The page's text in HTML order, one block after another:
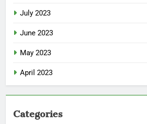
July 2023
June 2023
May 2023
April 2023
Categories